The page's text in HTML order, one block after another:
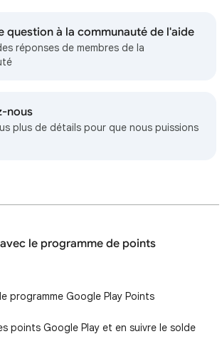
question à la communauté de l'aide
réponses de membres de la
nous
plus de détails pour que nous puissions
le programme de points
programme Google Play Points
points Google Play et en suivre le solde